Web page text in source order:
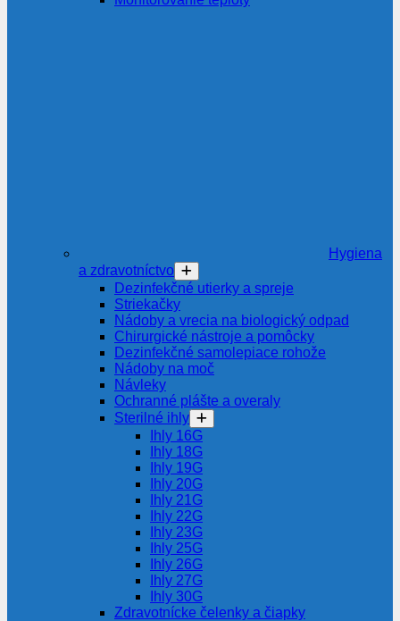
Hygiena
a zdravotníctvo
Dezinfekčné utierky a spreje
Striekačky
Nádoby a vrecia na biologický odpad
Chirurgické nástroje a pomôcky
Dezinfekčné samolepiace rohože
Nádoby na moč
Návleky
Ochranné plášte a overaly
Sterilné ihly
Ihly 16G
Ihly 18G
Ihly 19G
Ihly 20G
Ihly 21G
Ihly 22G
Ihly 23G
Ihly 25G
Ihly 26G
Ihly 27G
Ihly 30G
Zdravotnícke čelenky a čiapky